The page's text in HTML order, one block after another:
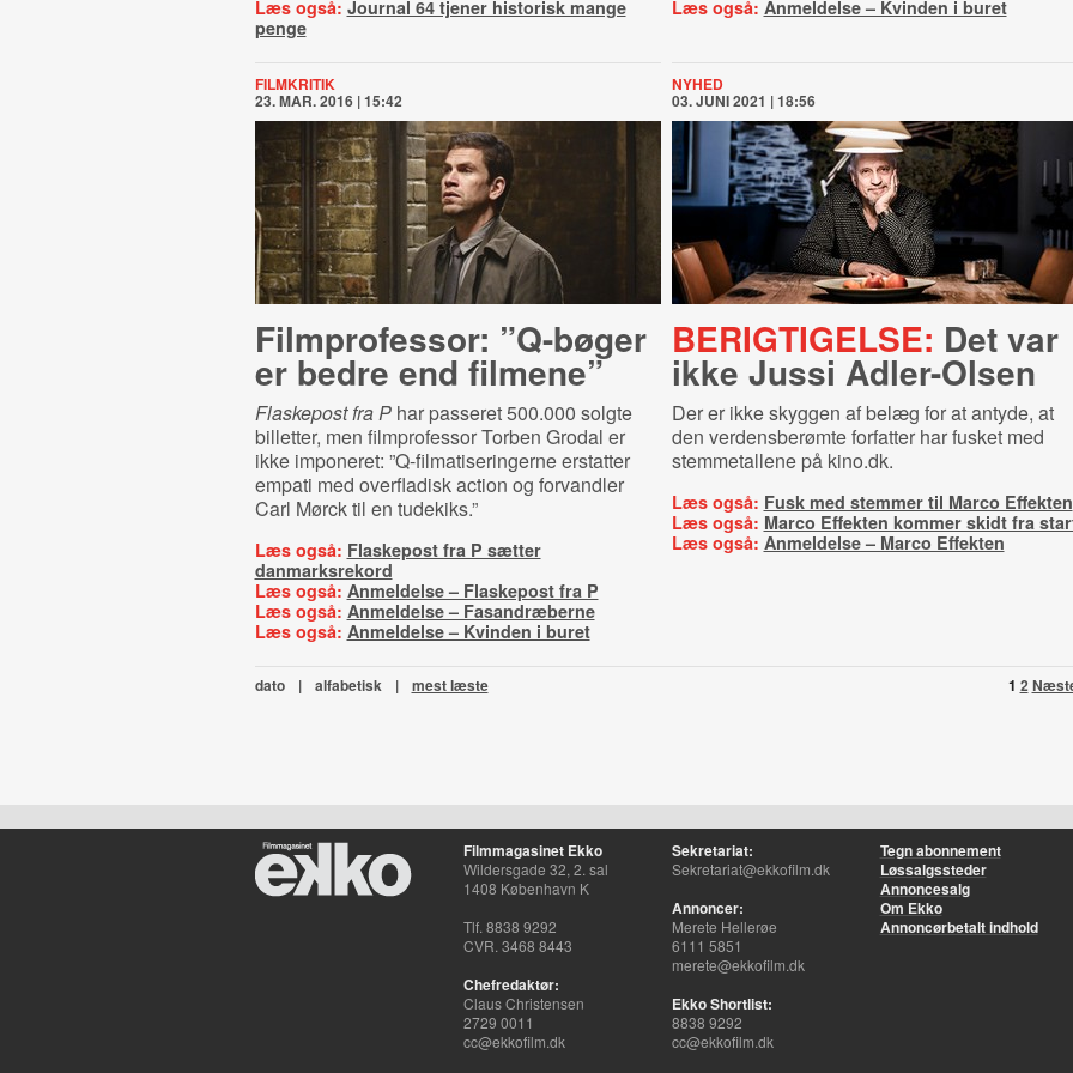
Læs også: Journal 64 tjener historisk mange
penge
Læs også: Anmeldelse – Kvinden i buret
FILMKRITIK
23. MAR. 2016 | 15:42
Filmprofessor: ”Q-bøger
er bedre end filmene”
Flaskepost fra Phar passeret 500.000 solgte
billetter, men filmprofessor Torben Grodal er
ikke imponeret: ”Q-filmatiseringerne erstatter
empati med overfladisk action og forvandler
Carl Mørck til en tudekiks.”
Læs også: Flaskepost fra P sætter
danmarksrekord
Læs også: Anmeldelse – Flaskepost fra P
Læs også: Anmeldelse – Fasandræberne
Læs også: Anmeldelse – Kvinden i buret
NYHED
03. JUNI 2021 | 18:56
BERIGTIGELSE: Det var
ikke Jussi Adler-Olsen
Der er ikke skyggen af belæg for at antyde, at
den verdensberømte forfatter har fusket med
stemmetallene på kino.dk.
Læs også: Fusk med stemmer til Marco Effekten
Læs også: Marco Effekten kommer skidt fra
Læs også: Anmeldelse – Marco Effekten
1 2
dato | alfabetisk | mest læste
Filmmagasinet Ekko
Wildersgade 32, 2. sal
1408 København K
Tlf. 8838 9292
CVR. 3468 8443
Chefredaktør:
Claus Christensen
2729 0011
cc@ekkofilm.dk
Sekretariat:
Sekretariat@ekkofilm.dk
Annoncer:
Merete Hellerøe
6111 5851
merete@ekkofilm.dk
Ekko Shortlist:
8838 9292
cc@ekkofilm.dk
Tegn abonnement
Løssalgssteder
Annoncesalg
Om Ekko
Annoncørbetalt indhold